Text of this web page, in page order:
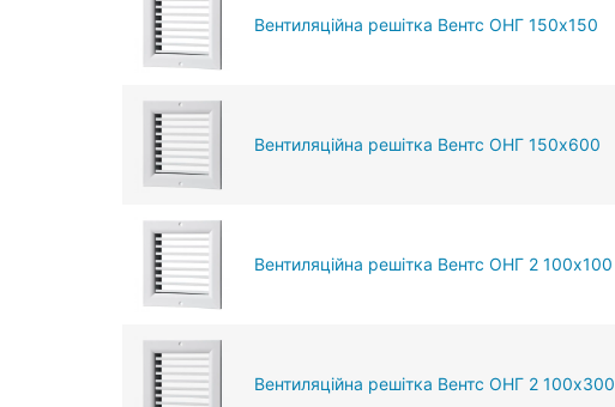
Вентиляційна решітка Вентс ОНГ 150х150
Вентиляційна решітка Вентс ОНГ 150х600
Вентиляційна решітка Вентс ОНГ 2 100х100
Вентиляційна решітка Вентс ОНГ 2 100х300